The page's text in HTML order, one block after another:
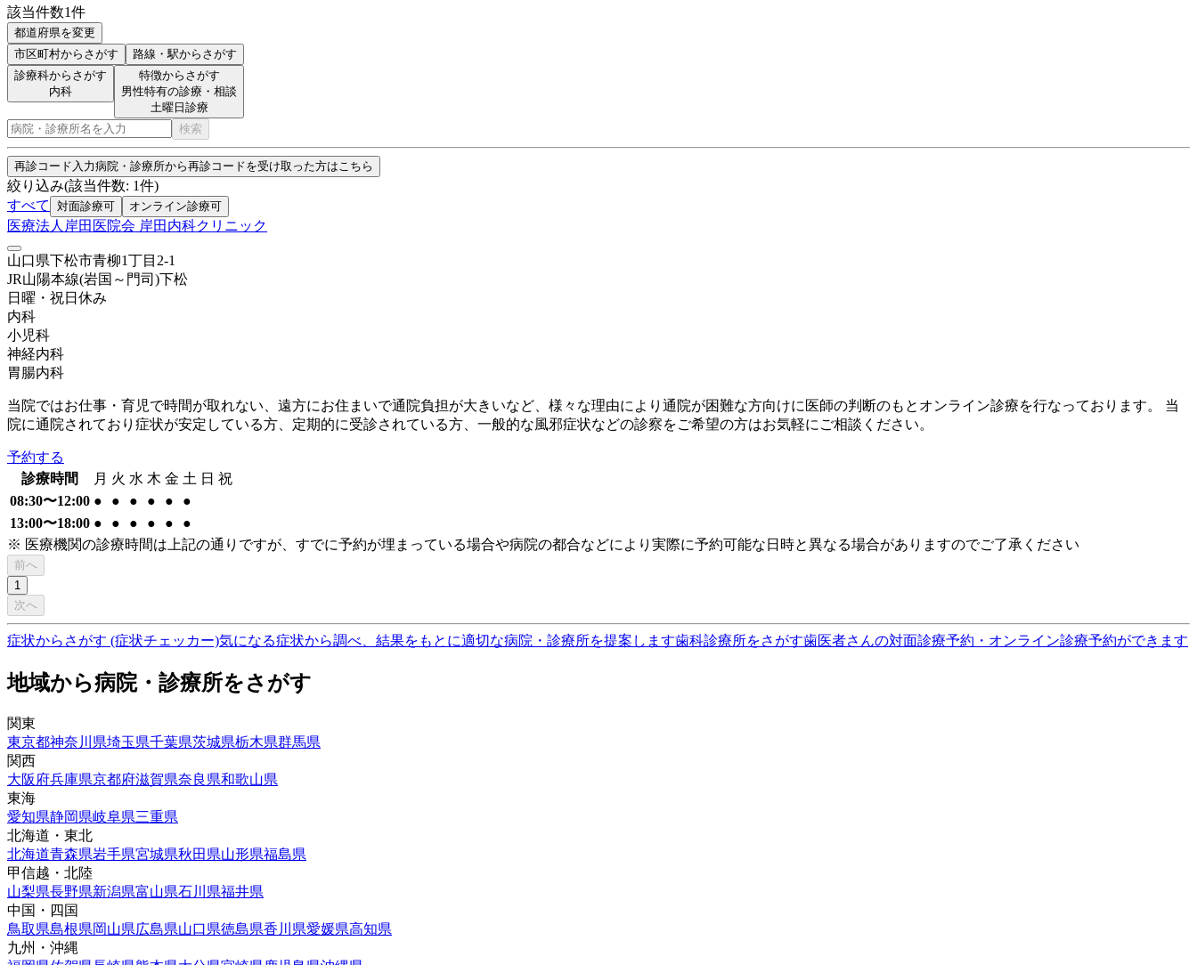
該当件数1件
都道府県を変更
市区町村からさがす 路線・駅からさがす
診療科からさがす
内科
特徴からさがす
男性特有の診療・相談
土曜日診療
検索
再診コード入力病院・診療所から再診コードを受け取った方はこちら
絞り込み(該当件数: 1件)
すべて
対面診療可 オンライン診療可
医療法人岸田医院会 岸田内科クリニック
山口県下松市青柳1丁目2-1
JR山陽本線(岩国～門司)下松
日曜・祝日 休み
内科
小児科
神経内科
胃腸内科
当院ではお仕事・育児で時間が取れない、遠方にお住まいで通院負担が大きいなど、様々な理由により通院が困難な方向けに医師の判断のもとオンライン診療を行なっております。 当
院に通院されており症状が安定している方、定期的に受診されている方、一般的な風邪症状などの診察をご希望の方はお気軽にご相談ください。
予約する
診療時間
月 火 水 木 金 土 日 祝
08:30〜12:00 ● ● ● ● ●
●
13:00〜18:00 ● ● ● ● ●
●
※ 医療機関の診療時間は上記の通りですが、すでに予約が埋まっている場合や病院の都合などにより実際に予約可能な日時と異なる場合がありますのでご了承ください
前へ
1
次へ
症状からさがす (症状チェッカー)気になる症状から調べ、結果をもとに適切な病院・診療所を提案します歯科診療所をさがす歯医者さんの対面診療予約・オンライン診療予約ができます
地域から病院・診療所をさがす
関東
東京都神奈川県埼玉県千葉県茨城県栃木県群馬県
関西
大阪府兵庫県京都府滋賀県奈良県和歌山県
東海
愛知県静岡県岐阜県三重県
北海道・東北
北海道青森県岩手県宮城県秋田県山形県福島県
甲信越・北陸
山梨県長野県新潟県富山県石川県福井県
中国・四国
鳥取県島根県岡山県広島県山口県徳島県香川県愛媛県高知県
九州・沖縄